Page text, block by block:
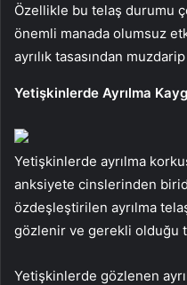
Özellikle bu telaş durumu
önemli manada olumsuz
ayrılık tasasından
Yetişkinlerde Ayrılma
Yetişkinlerde ayrılma
anksiyete cinslerinden
özdeşleştirilen ayrılma
gözlenir ve gerekli olduğu
Yetişkinlerde gözlenen